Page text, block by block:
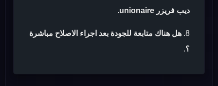
ديب فريزر unionaire
.
هل هناك متابعة للجودة بعد اجراء الاصلاح مباشرة
؟.